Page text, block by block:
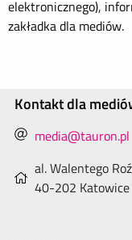
elektronicznego),
zakładka dla mediów.
Kontakt dla
media@tauron.pl
al. Walentego
40-202 Katowice